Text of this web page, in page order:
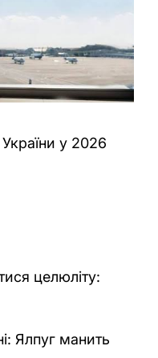
у 2026
целюліту:
Ялпуг манить